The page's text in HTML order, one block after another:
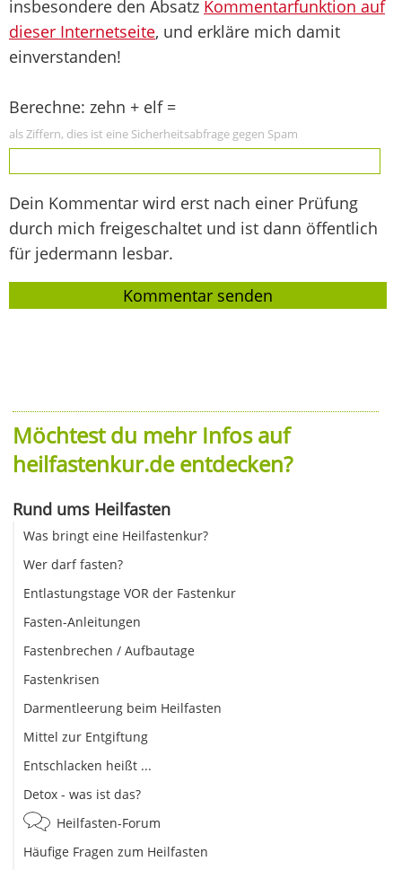
insbesondere den Absatz Kommentarfunktion auf
dieser Internetseite, und erkläre mich damit
einverstanden!
Berechne: zehn + elf =
als Ziffern, dies ist eine Sicherheitsabfrage gegen Spam
Dein Kommentar wird erst nach einer Prüfung
durch mich freigeschaltet und ist dann öffentlich
für jedermann lesbar.
Möchtest du mehr Infos auf
heilfastenkur.de entdecken?
Rund ums Heilfasten
Was bringt eine Heilfastenkur?
Wer darf fasten?
Entlastungstage VOR der Fastenkur
Fasten-Anleitungen
Fastenbrechen / Aufbautage
Fastenkrisen
Darmentleerung beim Heilfasten
Mittel zur Entgiftung
Entschlacken heißt ...
Detox - was ist das?
Heilfasten-Forum
Häufige Fragen zum Heilfasten